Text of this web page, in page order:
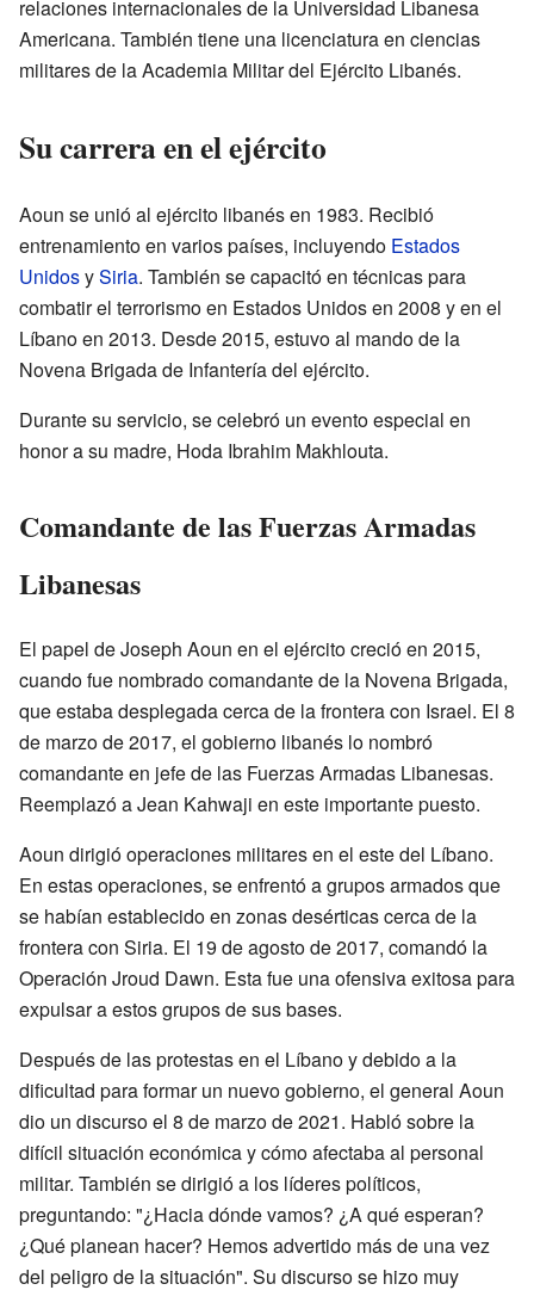
relaciones internacionales de la Universidad Libanesa
Americana. También tiene una licenciatura en ciencias
militares de la Academia Militar del Ejército Libanés.
Su carrera en el ejército
Aoun se unió al ejército libanés en 1983. Recibió
entrenamiento en varios países, incluyendo Estados
UnidosySiria. También se capacitó en técnicas para
combatir el terrorismo en Estados Unidos en 2008 y en el
Líbano en 2013. Desde 2015, estuvo al mando de la
Novena Brigada de Infantería del ejército.
Durante su servicio, se celebró un evento especial en
honor a su madre, Hoda Ibrahim Makhlouta.
Comandante de las Fuerzas Armadas
Libanesas
El papel de Joseph Aoun en el ejército creció en 2015,
cuando fue nombrado comandante de la Novena Brigada,
que estaba desplegada cerca de la frontera con Israel. El 8
de marzo de 2017, el gobierno libanés lo nombró
comandante en jefe de las Fuerzas Armadas Libanesas.
Reemplazó a Jean Kahwaji en este importante puesto.
Aoun dirigió operaciones militares en el este del Líbano.
En estas operaciones, se enfrentó a grupos armados que
se habían establecido en zonas desérticas cerca de la
frontera con Siria. El 19 de agosto de 2017, comandó la
Operación Jroud Dawn. Esta fue una ofensiva exitosa para
expulsar a estos grupos de sus bases.
Después de las protestas en el Líbano y debido a la
dificultad para formar un nuevo gobierno, el general Aoun
dio un discurso el 8 de marzo de 2021. Habló sobre la
difícil situación económica y cómo afectaba al personal
militar. También se dirigió a los líderes políticos,
preguntando: "¿Hacia dónde vamos? ¿A qué esperan?
¿Qué planean hacer? Hemos advertido más de una vez
del peligro de la situación". Su discurso se hizo muy